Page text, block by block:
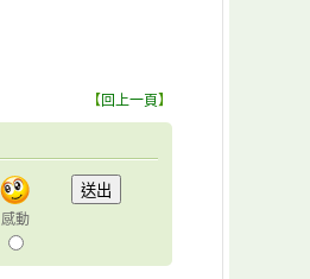
【回上一頁】
感動